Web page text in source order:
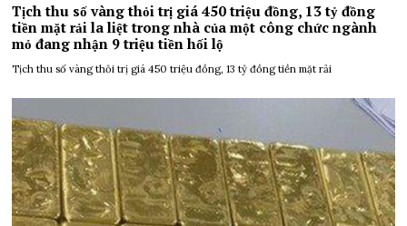
Tịch thu số vàng thỏi trị giá 450 triệu đồng, 13 tỷ đồng
tiền mặt rải la liệt trong nhà của một công chức ngành
mỏ đang nhận 9 triệu tiền hối lộ
Tịch thu số vàng thỏi trị giá 450 triệu đồng, 13 tỷ đồng tiền mặt rải